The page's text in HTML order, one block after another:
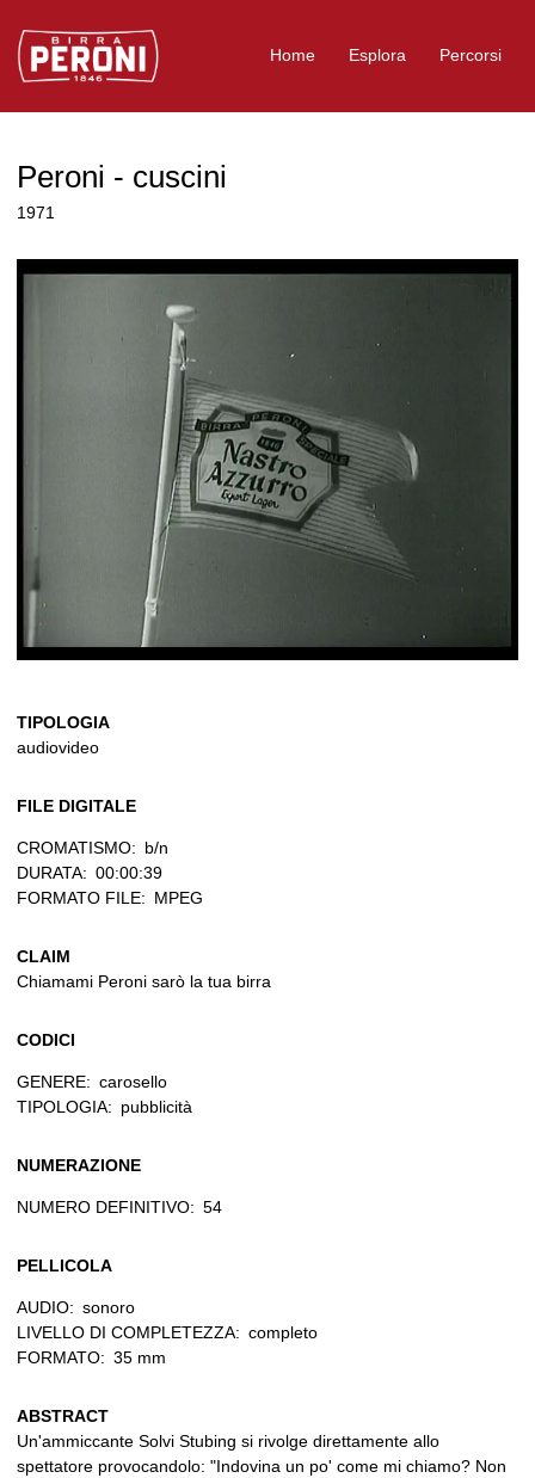
Logo Birra Peroni
Home Esplora Percorsi
Peroni - cuscini
1971
TIPOLOGIA
audiovideo
FILE DIGITALE
CROMATISMO: b/n
DURATA: 00:00:39
FORMATO FILE: MPEG
CLAIM
Chiamami Peroni sarò la tua birra
CODICI
GENERE: carosello
TIPOLOGIA: pubblicità
NUMERAZIONE
NUMERO DEFINITIVO: 54
PELLICOLA
AUDIO: sonoro
LIVELLO DI COMPLETEZZA: completo
FORMATO: 35 mm
ABSTRACT
Un'ammiccante Solvi Stubing si rivolge direttamente allo
spettatore provocandolo: "Indovina un po' come mi chiamo? Non